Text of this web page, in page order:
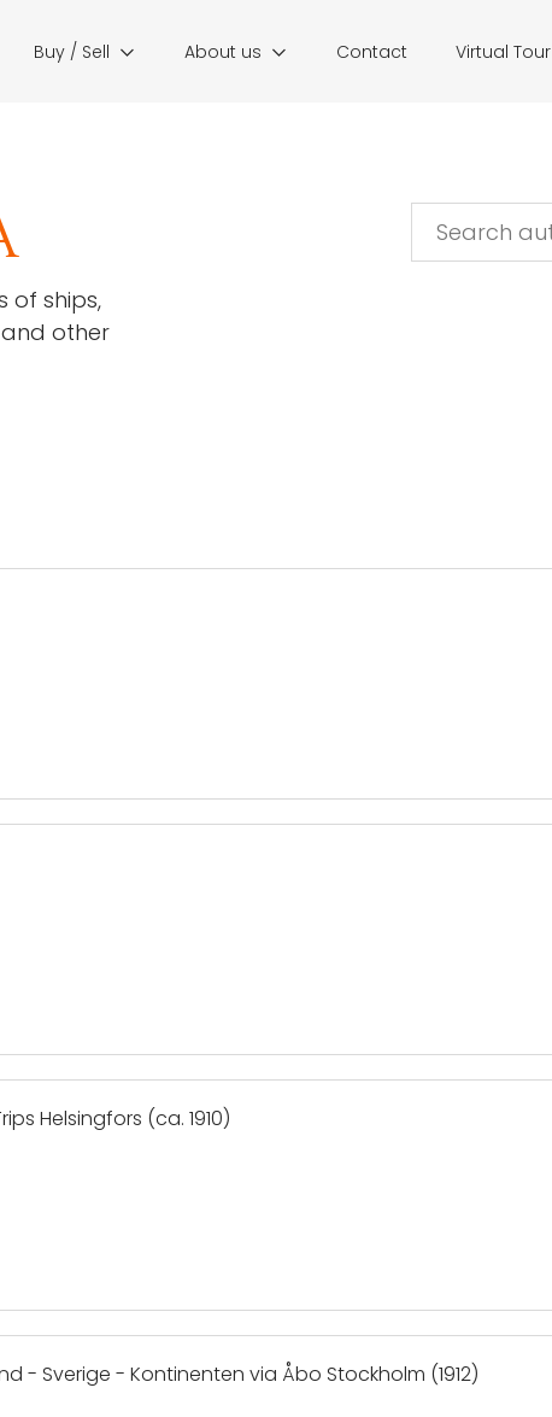
Buy / Sell About us Contact Virtual Tour
of ships,
other
Helsingfors (ca. 1910)
- Sverige - Kontinenten via Åbo Stockholm (1912)